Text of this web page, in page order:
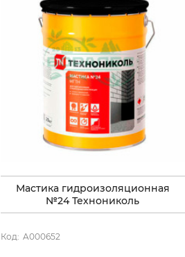
Мастика гидроизоляционная
№24 Технониколь
Код: A000652